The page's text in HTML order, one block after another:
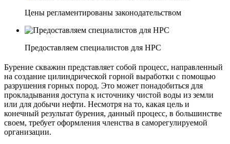
Цены регламентированы законодательством
Предоставляем специалистов для НРС
Бурение скважин представляет собой процесс, направленный
на создание цилиндрической горной выработки с помощью
разрушения горных пород. Это может понадобиться для
прокладывания доступа к источнику чистой воды из земли
или для добычи нефти. Несмотря на то, какая цель и
конечный результат бурения, данный процесс, в большинстве
своем, требует оформления членства в саморегулируемой
организации.